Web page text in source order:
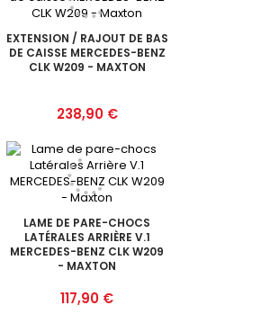
EXTENSION / RAJOUT DE BAS
DE CAISSE MERCEDES-BENZ
CLK W209 - MAXTON
Prix
238,90 €
LAME DE PARE-CHOCS
LATÉRALES ARRIÈRE V.1
MERCEDES-BENZ CLK W209
- MAXTON
Prix
117,90 €